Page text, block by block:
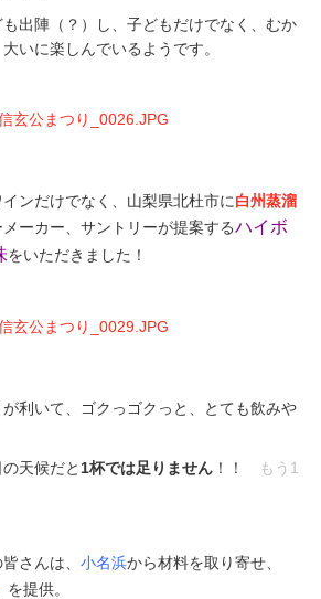
も出陣（？）し、子どもだけでなく、むか
いに楽しんでいるようです。
ンだけでなく、山梨県北杜市に白州蒸溜
ーカー、サントリーが提案するハイボ
をいただきました！
利いて、ゴクっゴクっと、とても飲みや
天候だと 1杯では足りません ！！
もう1
さんは、 小名浜から材料を取り寄せ、
を提供。